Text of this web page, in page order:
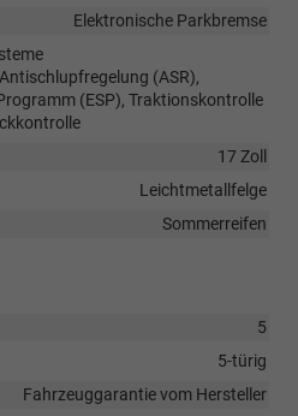
Elektronische Parkbremse
(ASR),
(ESP), Traktionskontrolle
17 Zoll
Leichtmetallfelge
Sommerreifen
5
5-türig
Fahrzeuggarantie vom Hersteller